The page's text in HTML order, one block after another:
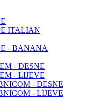
ITALIAN
- BANANA
- DESNE
- LIJEVE
- DESNE
- LIJEVE